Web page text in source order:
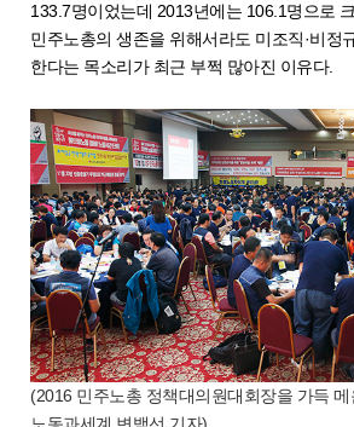
133.7명이었는데 2013년에는 106.1명으로
민주노총의 생존을 위해서라도 미조직·비정
한다는 목소리가 최근 부쩍 많아진 이유다.
(2016 민주노총 정책대의원대회장을 가득
노동과세계 변백선 기자)